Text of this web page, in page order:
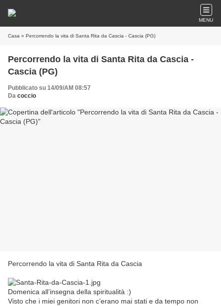
MENU
Casa » Percorrendo la vita di Santa Rita da Cascia - Cascia (PG)
Percorrendo la vita di Santa Rita da Cascia -
Cascia (PG)
Pubblicato su 14/09/AM 08:57
Da coccio
Percorrendo la vita di Santa Rita da Cascia
Domenica all’insegna della spiritualità :)
Visto che i miei genitori non c’erano mai stati e da tempo non